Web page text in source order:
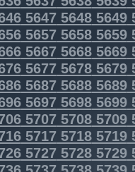
564756485649
565756585659
566756685669
567756785679
568756885689
569756985699
570757085709
571757185719
572757285729